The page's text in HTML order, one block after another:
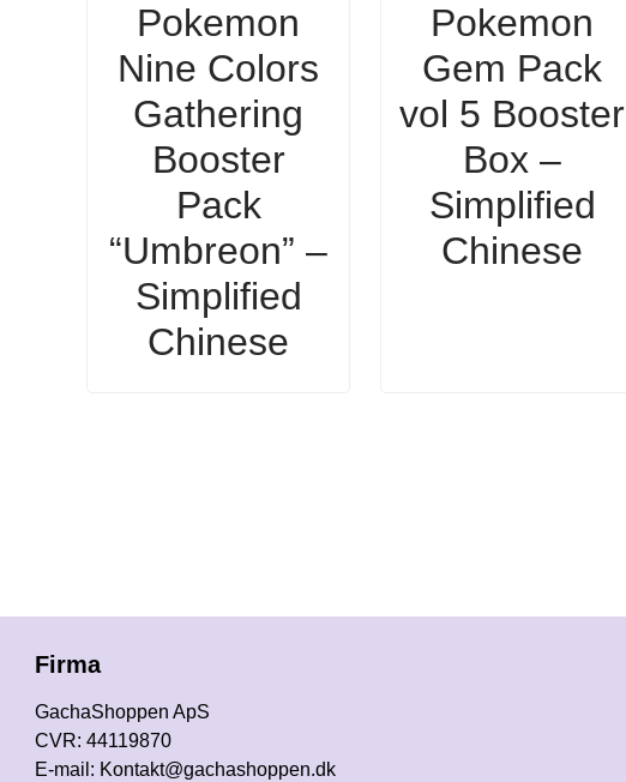
Pokemon
Nine Colors
Gathering
Booster
Pack
“Umbreon” –
Simplified
Chinese
Pokemon
Gem Pack
vol 5 Booster
Box –
Simplified
Chinese
Firma
GachaShoppen ApS
CVR: 44119870
E-mail: Kontakt@gachashoppen.dk